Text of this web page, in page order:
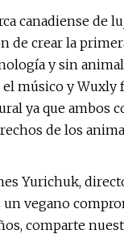
canadiense de
de crear la
y sin
músico y Wuxly
ya que ambos
de los
Yurichuk,
un vegano
comparte